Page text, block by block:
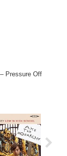
Pressure Off